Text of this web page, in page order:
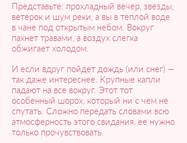
Представьте: прохладный вечер, звезды,
ветерок и шум реки, а вы в теплой воде
в чане под открытым небом. Вокруг
пахнет травами, а воздух слегка
обжигает холодом.
И если вдруг пойдет дождь (или снег) —
так даже интереснее. Крупные капли
падают на все вокруг. Этот тот
особенный шорох, который ни с чем не
спутать. Сложно передать словами всю
атмосферность этого свидания, ее нужно
только прочувствовать.